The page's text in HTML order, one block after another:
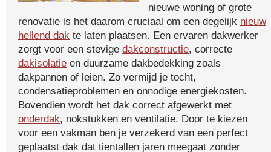
nieuwe woning of grote
renovatie is het daarom cruciaal om een degelijk nieuw
hellend dak te laten plaatsen. Een ervaren dakwerker
zorgt voor een stevige dakconstructie, correcte
dakisolatie en duurzame dakbedekking zoals
dakpannen of leien. Zo vermijd je tocht,
condensatieproblemen en onnodige energiekosten.
Bovendien wordt het dak correct afgewerkt met
onderdak, nokstukken en ventilatie. Door te kiezen
voor een vakman ben je verzekerd van een perfect
geplaatst dak dat tientallen jaren meegaat zonder